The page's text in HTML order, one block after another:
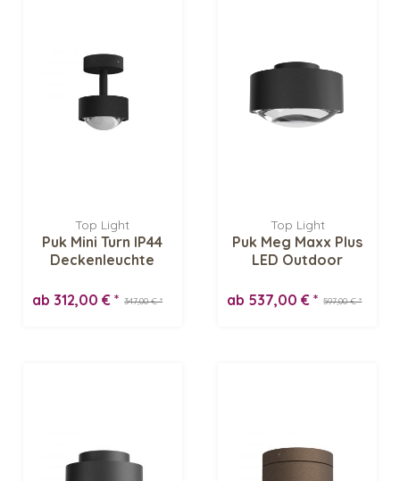
Top Light
Puk Mini Turn IP44
Deckenleuchte
347,00 € *
ab 312,00 € *
Top Light
Puk Meg Maxx Plus
LED Outdoor
597,00 € *
ab 537,00 € *